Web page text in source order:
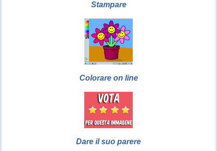
Stampare
Colorare on line
Dare il suo parere